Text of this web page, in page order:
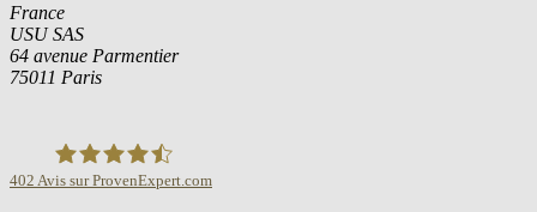
France
USU SAS
64 avenue Parmentier
75011 Paris
402 Avis sur ProvenExpert.com